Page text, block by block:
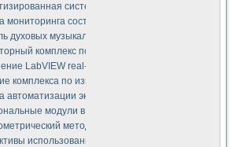
система измерения параметров
мониторинга состояния тяговых
духовых музыкальных инструментов
комплекс по исследованию элементной
LabVIEW real-time module для
комплекса по измерению скорости подвижного
автоматизации экспериментальных
модули в стандарте Nl SCXI для
метод в дефектоскопии сварных
использования машинного зрения в